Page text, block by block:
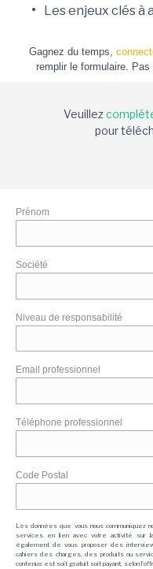
•
Les enjeux clés à
Gagnez du temps,
remplir le formulaire.
Veuillez
pour
Prénom
Société
Niveau de responsabilité
Email professionnel
Téléphone professionnel
Code Postal
Les données que vous nous
services en lien avec votre activité sur
également de vous proposer des
cahiers des charges, des produits ou
contenus est soit gratuit soit payant, selon